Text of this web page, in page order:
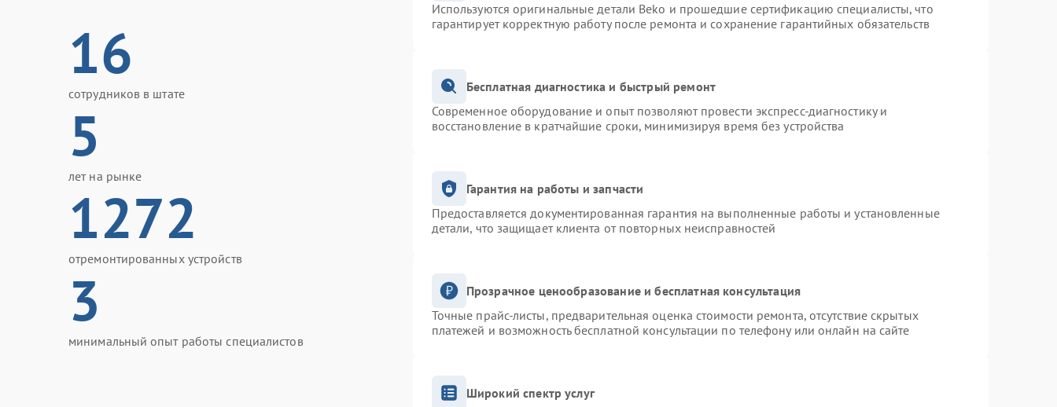
16
сотрудников в штате
5
лет на рынке
1272
отремонтированных устройств
3
минимальный опыт работы специалистов
Используются оригинальные детали Beko и прошедшие сертификацию специалисты, что
гарантирует корректную работу после ремонта и сохранение гарантийных обязательств
Бесплатная диагностика и быстрый ремонт
Современное оборудование и опыт позволяют провести экспресс-диагностику и
восстановление в кратчайшие сроки, минимизируя время без устройства
Гарантия на работы и запчасти
Предоставляется документированная гарантия на выполненные работы и установленные
детали, что защищает клиента от повторных неисправностей
Прозрачное ценообразование и бесплатная консультация
Точные прайс-листы, предварительная оценка стоимости ремонта, отсутствие скрытых
платежей и возможность бесплатной консультации по телефону или онлайн на сайте
Широкий спектр услуг